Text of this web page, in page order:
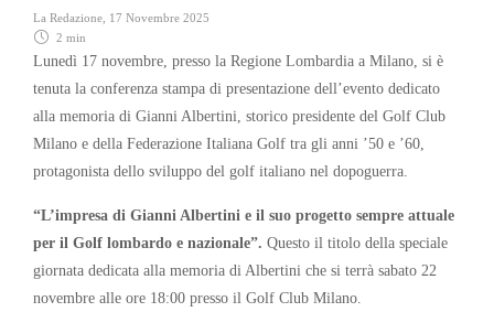
La Redazione 17 Novembre 2025
2 min
Lunedì 17 novembre, presso la Regione Lombardia a Milano, si è
tenuta la conferenza stampa di presentazione dell’evento dedicato
alla memoria di Gianni Albertini, storico presidente del Golf Club
Milano e della Federazione Italiana Golf tra gli anni ’50 e ’60,
protagonista dello sviluppo del golf italiano nel dopoguerra.
“L’impresa di Gianni Albertini e il suo progetto sempre attuale
per il Golf lombardo e nazionale”. Questo il titolo della speciale
giornata dedicata alla memoria di Albertini che si terrà sabato 22
novembre alle ore 18:00 presso il Golf Club Milano.